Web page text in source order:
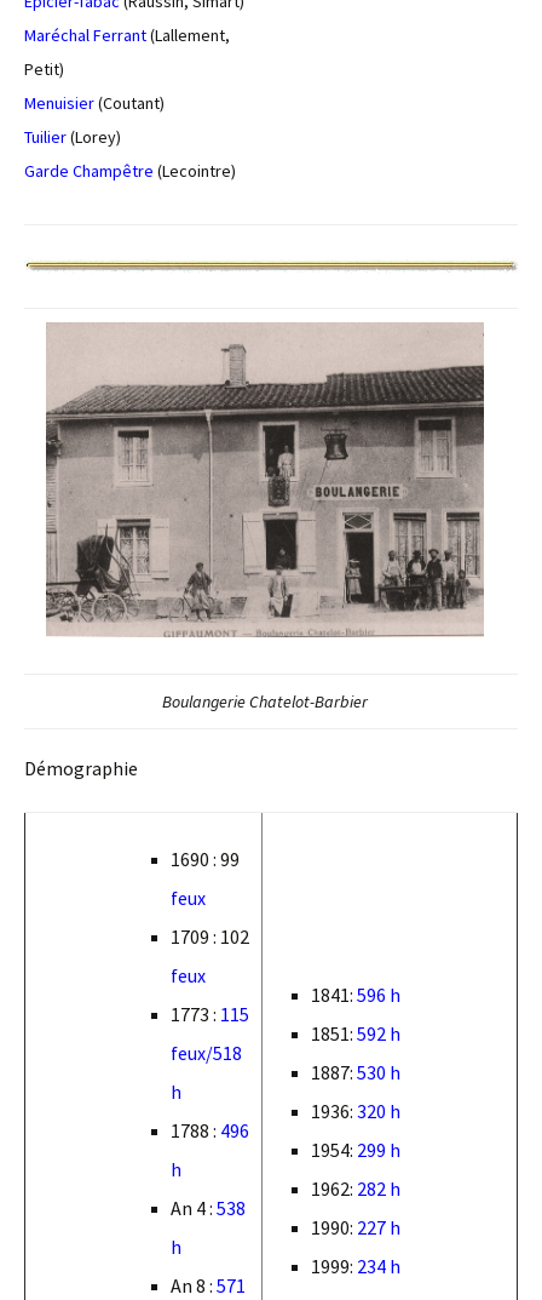
Maréchal Ferrant(Lallement,
Petit)
Menuisier(Coutant)
Tuilier(Lorey)
Garde Champêtre (Lecointre)
Boulangerie Chatelot-Barbier
Démographie
1690 : 99
feux
1709 : 102
feux
1773 : 115
feux/518
h
1788 : 496
h
An 4 : 538
h
An 8 : 571
1841: 596 h
1851: 592 h
1887: 530 h
1936: 320 h
1954: 299 h
1962: 282 h
1990: 227 h
1999: 234 h